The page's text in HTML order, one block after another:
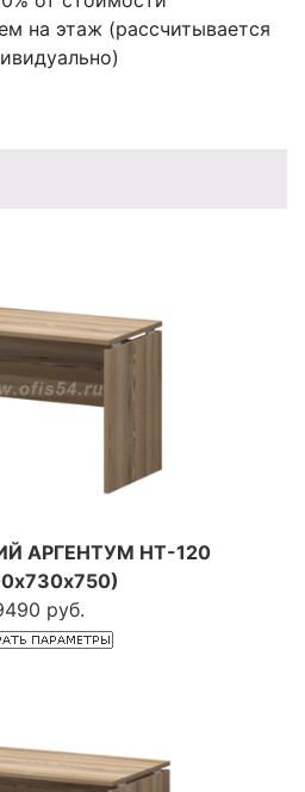
на этаж (рассчитывается
АРГЕНТУМ НТ-120
руб.